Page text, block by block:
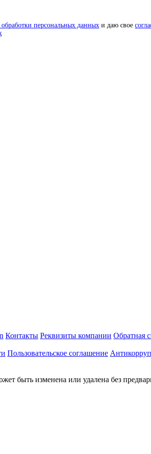
персональных данных и даю свое
Контакты Реквизиты компании Обратная
Пользовательское соглашение
быть изменена или удалена без